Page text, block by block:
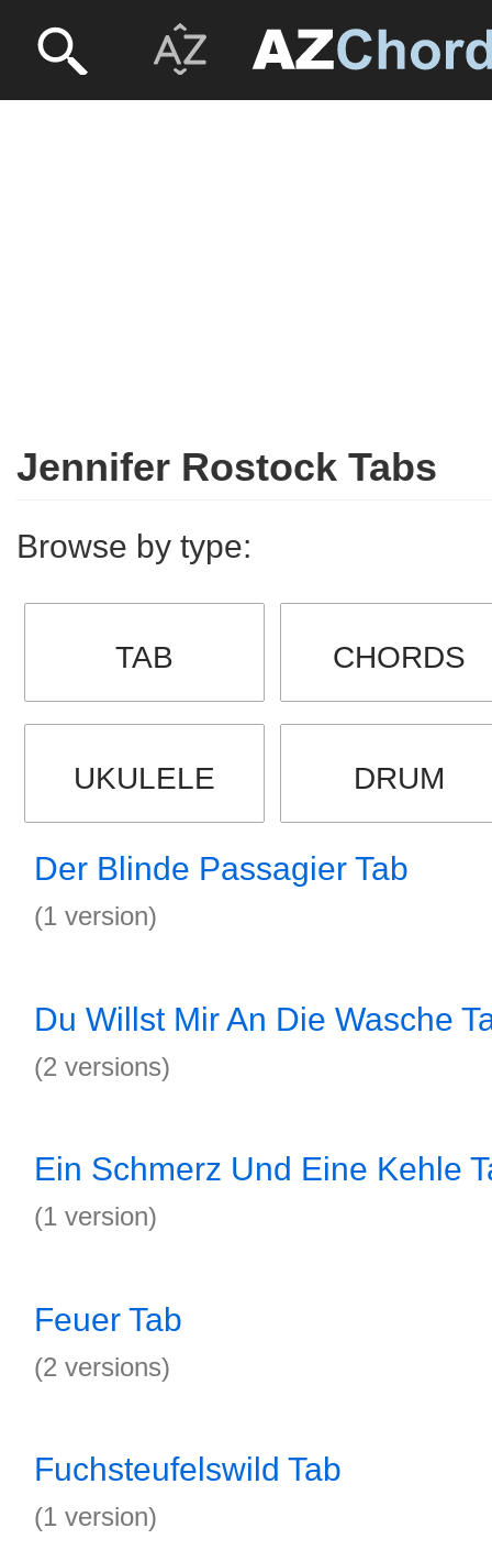
Jennifer Rostock Tabs
Browse by type:
TAB CHORDS
UKULELE DRUM
Der Blinde Passagier Tab
(1 version)
Du Willst Mir An Die Wasche
(2 versions)
Ein Schmerz Und Eine Kehle
(1 version)
Feuer Tab
(2 versions)
Fuchsteufelswild Tab
(1 version)